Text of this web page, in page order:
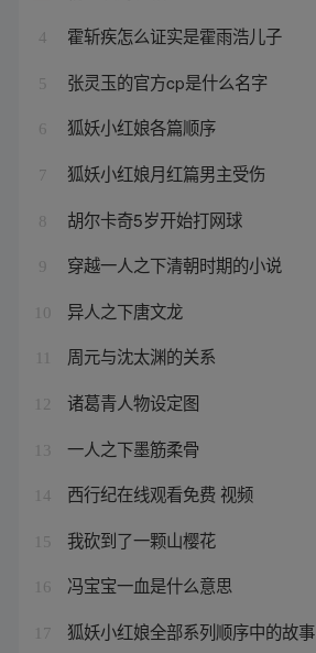
4 霍斩疾怎么证实是霍雨浩儿子
5 张灵玉的官方cp是什么名字
6 狐妖小红娘各篇顺序
7 狐妖小红娘月红篇男主受伤
8 胡尔卡奇5岁开始打网球
9 穿越一人之下清朝时期的小说
10 异人之下唐文龙
周元与沈太渊的关系
12 诸葛青人物设定图
13 一人之下墨筋柔骨
14 西行纪在线观看免费 视频
15 我砍到了一颗山樱花
16 冯宝宝一血是什么意思
17 狐妖小红娘全部系列顺序中的故事